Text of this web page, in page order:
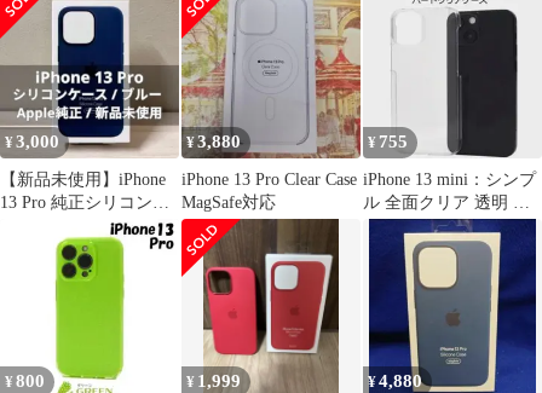
ィルム
¥3,000
【新品未使用】iPhone
13 Pro 純正シリコンケ
¥3,880
iPhone 13 Pro Clear Case
MagSafe対応
¥ 755
iPhone 13 mini：シンプ
ル 全面クリア 透明 ハ
ードケース★クリア
¥ 800 ¥ 1,999 ¥4,880